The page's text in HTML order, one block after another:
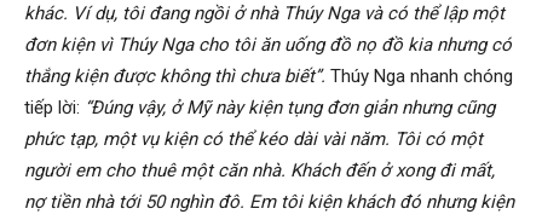
khác. Ví dụ, tôi đang ngồi ở nhà Thúy Nga và có thể lập một
đơn kiện vì Thúy Nga cho tôi ăn uống đồ nọ đồ kia nhưng có
thắng kiện được không thì chưa biết”. Thúy Nga nhanh chóng
tiếp lời: “Đúng vậy, ở Mỹ này kiện tụng đơn giản nhưng cũng
phức tạp, một vụ kiện có thể kéo dài vài năm. Tôi có một
người em cho thuê một căn nhà. Khách đến ở xong đi mất,
nợ tiền nhà tới 50 nghìn đô. Em tôi kiện khách đó nhưng kiện